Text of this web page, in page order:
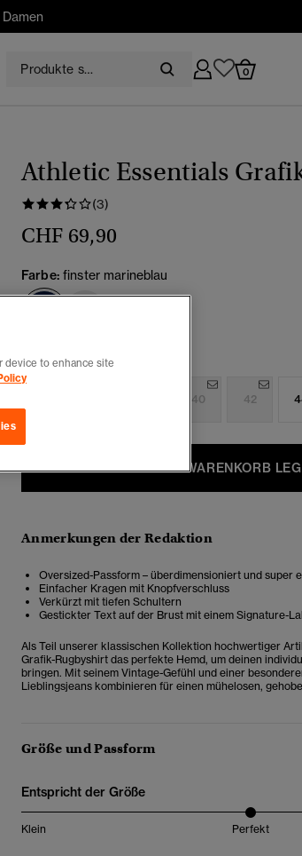
Damen
0
Athletic Essentials
(3)
CHF 69,90
Farbe: finster marineblau
Ausgewählt
Auswählen Größe:
40 42
IN DEN WARENKORB
Anmerkungen der Redaktion
Oversized-Passform – überdimensioniert und super
Einfacher Kragen mit Knopfverschluss
Verkürzt mit tiefen Schultern
Gestickter Text auf der Brust mit einem Signature-
Als Teil unserer klassischen Kollektion hochwertiger
Grafik-Rugbyshirt das perfekte Hemd, um deinen
bringen. Mit seinem Vintage-Gefühl und einer
Lieblingsjeans kombinieren für einen mühelosen,
Größe und Passform
Entspricht der Größe
Klein Perfekt
device to enhance site